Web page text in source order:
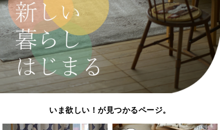
いま欲しい！が見つかるページ。